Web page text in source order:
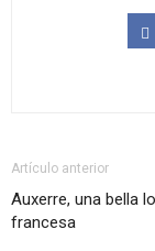
Artículo anterior
Auxerre, una bella
francesa